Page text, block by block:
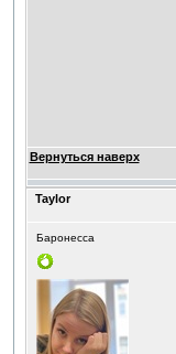
Вернуться наверх
Taylor
Баронесса